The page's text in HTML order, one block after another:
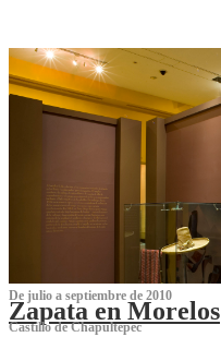
De julio a septiembre de 2010
Zapata en Morelos
Castillo de Chapultepec